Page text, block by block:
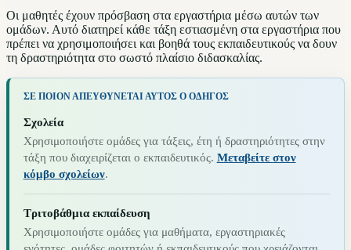
Οι μαθητές έχουν πρόσβαση στα εργαστήρια μέσω αυτών των
ομάδων. Αυτό διατηρεί κάθε τάξη εστιασμένη στα εργαστήρια που
πρέπει να χρησιμοποιήσει και βοηθά τους εκπαιδευτικούς να δουν
τη δραστηριότητα στο σωστό πλαίσιο διδασκαλίας.
ΣΕ ΠΟΙΟΝ ΑΠΕΥΘΎΝΕΤΑΙ ΑΥΤΌΣ Ο ΟΔΗΓΌΣ
Σχολεία
Χρησιμοποιήστε ομάδες για τάξεις, έτη ή δραστηριότητες στην
τάξη που διαχειρίζεται ο εκπαιδευτικός. Μεταβείτε στον
κόμβο σχολείων.
Τριτοβάθμια εκπαίδευση
Χρησιμοποιήστε ομάδες για μαθήματα, εργαστηριακές